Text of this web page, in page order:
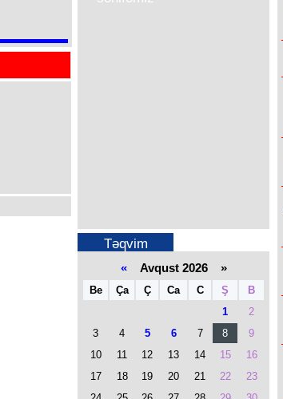
Təqvim
«Avqust 2026 »
Be Ça Ç Ca C Ş
B
1
2
3
4 5 6 7 8
9
10
11 12 13 14 15
16
17
18 19 20 21 22
23